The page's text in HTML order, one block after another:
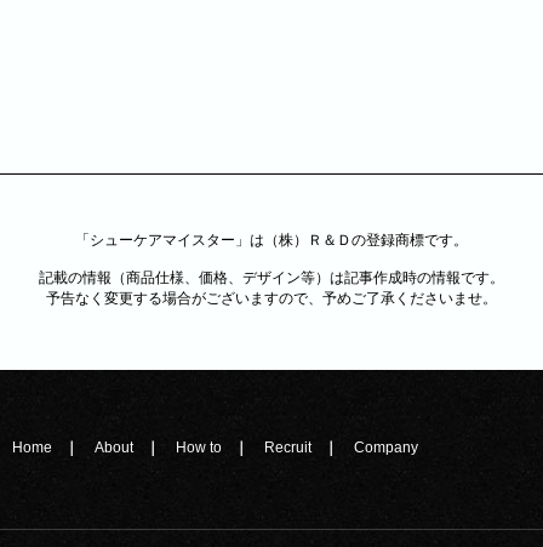
「シューケアマイスター」は（株）Ｒ＆Ｄの登録商標です。
記載の情報（商品仕様、価格、デザイン等）は記事作成時の情報です。
予告なく変更する場合がございますので、予めご了承くださいませ。
Home About How to Recruit Company